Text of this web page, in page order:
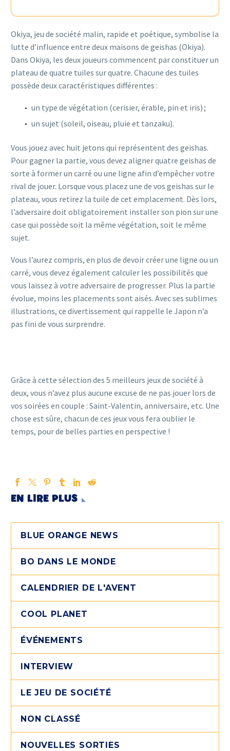
Okiya, jeu de société malin, rapide et poétique, symbolise la
lutte d’influence entre deux maisons de geishas (Okiya).
Dans Okiya, les deux joueurs commencent par constituer un
plateau de quatre tuiles sur quatre. Chacune des tuiles
possède deux caractéristiques différentes :
un type de végétation (cerisier, érable, pin et iris) ;
un sujet (soleil, oiseau, pluie et tanzaku).
Vous jouez avec huit jetons qui représentent des geishas.
Pour gagner la partie, vous devez aligner quatre geishas de
sorte à former un carré ou une ligne afin d’empêcher votre
rival de jouer. Lorsque vous placez une de vos geishas sur le
plateau, vous retirez la tuile de cet emplacement. Dès lors,
l’adversaire doit obligatoirement installer son pion sur une
case qui possède soit la même végétation, soit le même
sujet.
Vous l’aurez compris, en plus de devoir créer une ligne ou un
carré, vous devez également calculer les possibilités que
vous laissez à votre adversaire de progresser. Plus la partie
évolue, moins les placements sont aisés. Avec ses sublimes
illustrations, ce divertissement qui rappelle le Japon n’a
pas fini de vous surprendre.
Grâce à cette sélection des 5 meilleurs jeux de société à
deux, vous n’avez plus aucune excuse de ne pas jouer lors de
vos soirées en couple : Saint-Valentin, anniversaire, etc. Une
chose est sûre, chacun de ces jeux vous fera oublier le
temps, pour de belles parties en perspective !
EN LIRE PLUS
BLUE ORANGE NEWS
BO DANS LE MONDE
CALENDRIER DE L'AVENT
COOL PLANET
ÉVÉNEMENTS
INTERVIEW
LE JEU DE SOCIÉTÉ
NON CLASSÉ
NOUVELLES SORTIES